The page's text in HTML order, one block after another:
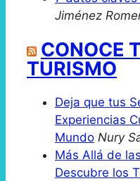
Jiménez
CONOCE
TURISMO
Deja que tus
Experiencias
Mundo Nury
Más Allá de
Descubre los